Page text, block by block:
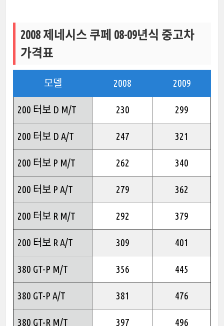
2008 제네시스 쿠페 08-09년식 중고차
가격표
모델 2008 2009
200 터보 D M/T 230 299
200 터보 D A/T 247 321
200 터보 P M/T 262 340
200 터보 P A/T 279 362
200 터보 R M/T 292 379
200 터보 R A/T 309 401
380 GT-P M/T 356 445
380 GT-P A/T 381 476
380 GT-R M/T 397 496